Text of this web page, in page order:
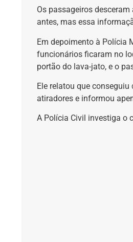
Os passageiros
antes, mas essa
Em depoimento à Polícia
funcionários ficaram no
portão do lava-jato, e o
Ele relatou que
atiradores e informou
A Polícia Civil investiga o